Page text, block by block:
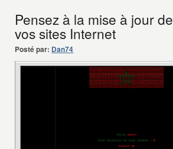
Pensez à la mise à jour de
vos sites Internet
Posté par: Dan74